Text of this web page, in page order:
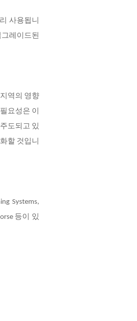
사용됩니
레이드된
역의 영향
요성은 이
도되고 있
할 것입니
Systems,
등이 있